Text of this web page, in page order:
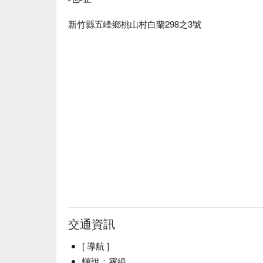
新竹縣五峰鄉桃山村白蘭298之3號
交通資訊
[ 導航 ]